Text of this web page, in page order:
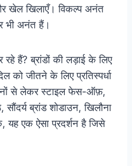
खेल खिलाएँ। विकल्प अनंत
भी अनंत हैं।
रहे हैं? ब्रांडों की लड़ाई के लिए
को जीतने के लिए प्रतिस्पर्धा
से लेकर स्टाइल फेस-ऑफ़,
ब्रांड शोडाउन, खिलौना
यह एक ऐसा प्रदर्शन है जिसे